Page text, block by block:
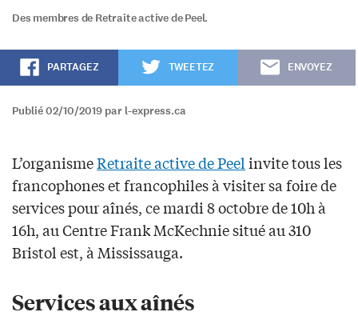
Des membres de Retraite active de Peel.
PARTAGEZ TWEETEZ ENVOYEZ
Publié 02/10/2019 par l-express.ca
L’organismeRetraite active de Peelinvite tous les
francophones et francophiles à visiter sa foire de
services pour aînés, ce mardi 8 octobre de 10h à
16h, au Centre Frank McKechnie situé au 310
Bristol est, à Mississauga.
Services aux aînés